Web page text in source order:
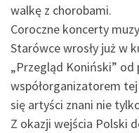
walkę z chorobami.
Coroczne koncerty
Starówce wrosły już w
„Przegląd Koniński”
współorganizatorem
się artyści znani nie
Z okazji wejścia Polski